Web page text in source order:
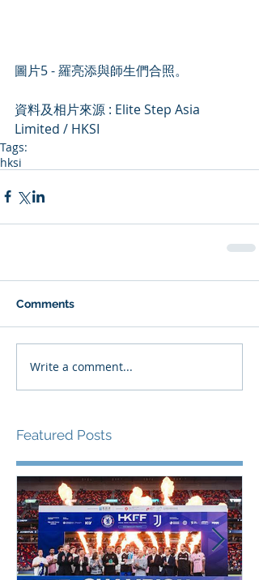
圖片5 - 羅亮添與師生們合照。
資料及相片來源 : Elite Step Asia
Limited / HKSI
Tags:
hksi
Comments
Write a comment...
Featured Posts